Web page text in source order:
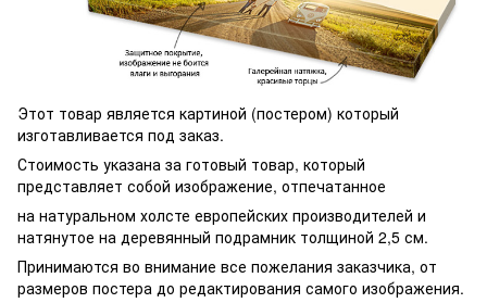
Этот товар является картиной (постером) который
изготавливается под заказ.
Стоимость указана за готовый товар, который
представляет собой изображение, отпечатанное
на натуральном холсте европейских производителей и
натянутое на деревянный подрамник толщиной 2,5 см.
Принимаются во внимание все пожелания заказчика, от
размеров постера до редактирования самого изображения.